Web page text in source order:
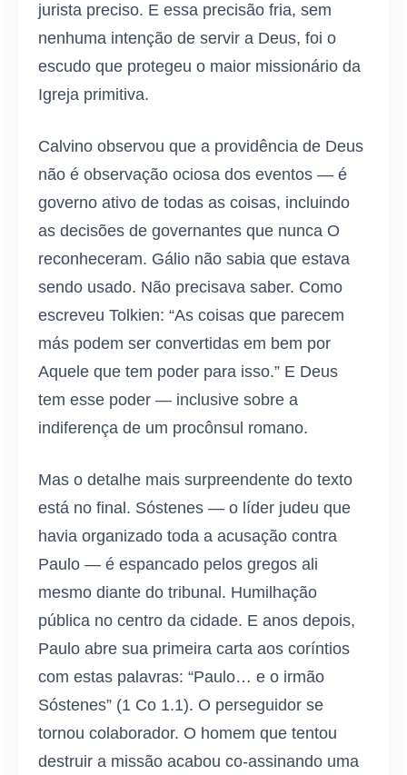
jurista preciso. E essa precisão fria, sem
nenhuma intenção de servir a Deus, foi o
escudo que protegeu o maior missionário da
Igreja primitiva.
Calvino observou que a providência de Deus
não é observação ociosa dos eventos — é
governo ativo de todas as coisas, incluindo
as decisões de governantes que nunca O
reconheceram. Gálio não sabia que estava
sendo usado. Não precisava saber. Como
escreveu Tolkien: “As coisas que parecem
más podem ser convertidas em bem por
Aquele que tem poder para isso.” E Deus
tem esse poder — inclusive sobre a
indiferença de um procônsul romano.
Mas o detalhe mais surpreendente do texto
está no final. Sóstenes — o líder judeu que
havia organizado toda a acusação contra
Paulo — é espancado pelos gregos ali
mesmo diante do tribunal. Humilhação
pública no centro da cidade. E anos depois,
Paulo abre sua primeira carta aos coríntios
com estas palavras: “Paulo… e o irmão
Sóstenes” (1 Co 1.1). O perseguidor se
tornou colaborador. O homem que tentou
destruir a missão acabou co-assinando uma